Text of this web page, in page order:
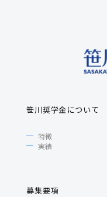
笹川奨学金について
特徴
実績
募集要項